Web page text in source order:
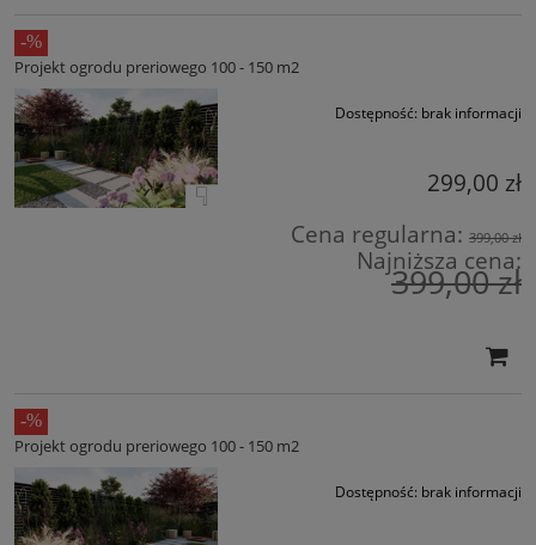
Projekt ogrodu preriowego 100 - 150 m2
Dostępność: brak informacji
299,00 zł
Cena regularna: 399,00 zł
Najniższa cena:
399,00 zł
Projekt ogrodu preriowego 100 - 150 m2
Dostępność: brak informacji